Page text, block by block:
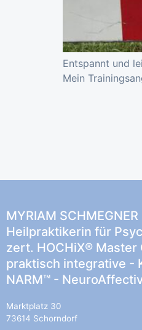
Entspannt und
Mein
MYRIAM SCHMEGNER
Heilpraktikerin für
zert. HOCHiX®
praktisch integrative -
NARM™ -
Marktplatz 30
73614 Schorndorf